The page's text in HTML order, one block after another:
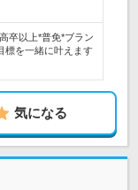
卒以上*普免*ブラン
標を一緒に叶えます
気になる